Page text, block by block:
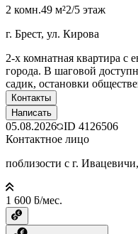
2 комн.49 м²2/5 этаж
г. Брест, ул. Кирова
2-х комнатная квартира с
города. В шаговой
садик, остановки
Контакты
Написать
05.08.2026 ID 4126506
Контактное лицо
поблизости с г.
1 600 ƃ/мес.